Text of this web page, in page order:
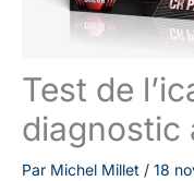
Test de
diagnostic
Par Michel Millet / 18